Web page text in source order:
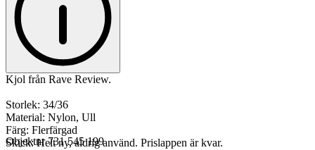
Kjol från Rave Review.
Storlek: 34/36
Material: Nylon, Ull
Färg: Flerfärgad
Skick: Helt ny, aldrig använd. Prislappen är kvar.
Objektnr 731 545 199